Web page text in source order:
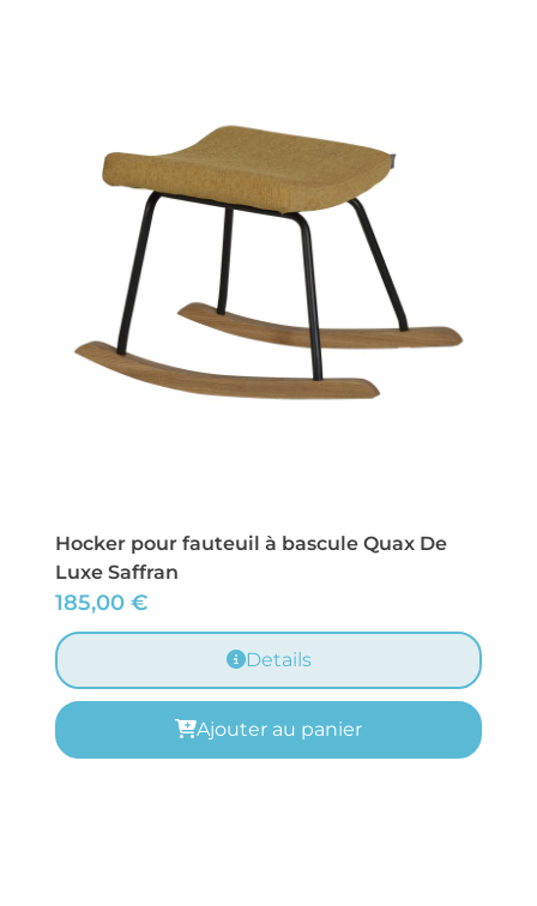
Hocker pour fauteuil à bascule Quax De
Luxe Saffran
185,00 €
Details
Ajouter au panier